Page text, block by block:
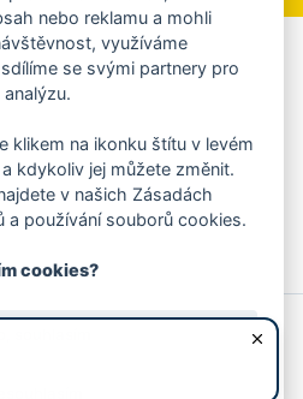
rozhlas
mobilu či mailu upozornění na
kulturní a sportovní akce?
o aplikaci
Prohlášení o používání cookies
nebo reklamu a mohli
využíváme
se svými partnery pro
klikem na ikonku štítu v levém
kdykoliv jej můžete změnit.
v našich Zásadách
a používání souborů cookies.
cookies?